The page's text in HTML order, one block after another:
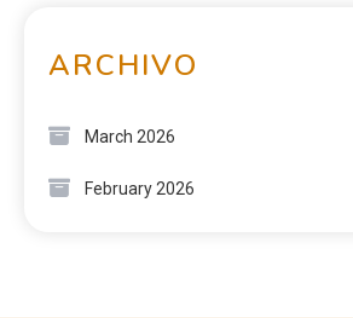
ARCHIVO
March 2026
February 2026